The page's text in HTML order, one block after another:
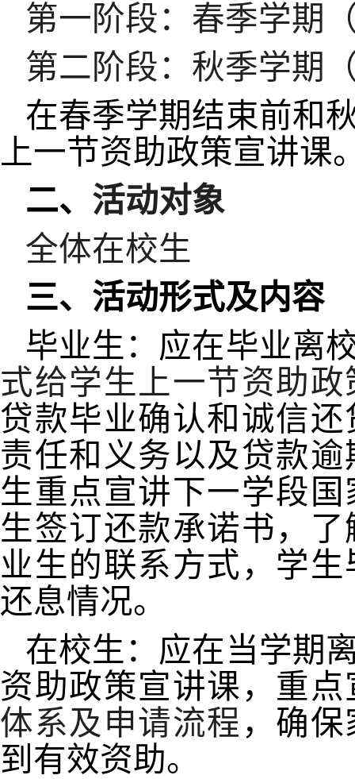
第一阶段：春季学期
第二阶段：秋季学期
在春季学期结束前和
上一节资助政策宣讲课
二、 活动对象
全体在校生
三、活动形式及内容
毕业生：应在毕业离
式给学生上一节资助
贷款毕业确认和诚信
责任和义务以及贷款
生重点宣讲下一学段
生签订还款承诺书，
业生的联系方式，学
还息情况。
在校生：应在当学期
资助政策宣讲课，重点
体系及申请流程 ，确
到有效资助。